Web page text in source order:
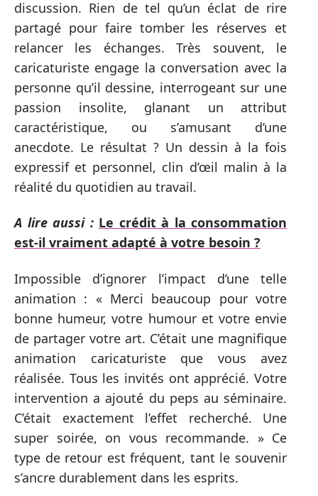
discussion. Rien de tel qu’un éclat de rire
partagé pour faire tomber les réserves et
relancer les échanges. Très souvent, le
caricaturiste engage la conversation avec la
personne qu’il dessine, interrogeant sur une
passion insolite, glanant un attribut
caractéristique, ou s’amusant d’une
anecdote. Le résultat ? Un dessin à la fois
expressif et personnel, clin d’œil malin à la
réalité du quotidien au travail.
A lire aussi : Le crédit à la consommation
est-il vraiment adapté à votre besoin ?
Impossible d’ignorer l’impact d’une telle
animation : « Merci beaucoup pour votre
bonne humeur, votre humour et votre envie
de partager votre art. C’était une magnifique
animation caricaturiste que vous avez
réalisée. Tous les invités ont apprécié. Votre
intervention a ajouté du peps au séminaire.
C’était exactement l’effet recherché. Une
super soirée, on vous recommande. » Ce
type de retour est fréquent, tant le souvenir
s’ancre durablement dans les esprits.